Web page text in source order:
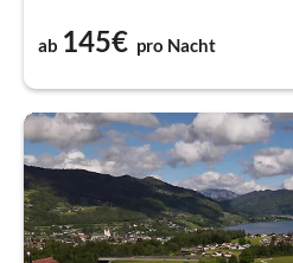
ab 145€ pro Nacht